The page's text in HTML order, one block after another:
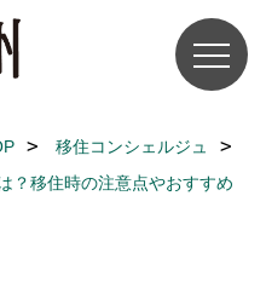
移住コンシェルジュ
？移住時の注意点やおすすめ